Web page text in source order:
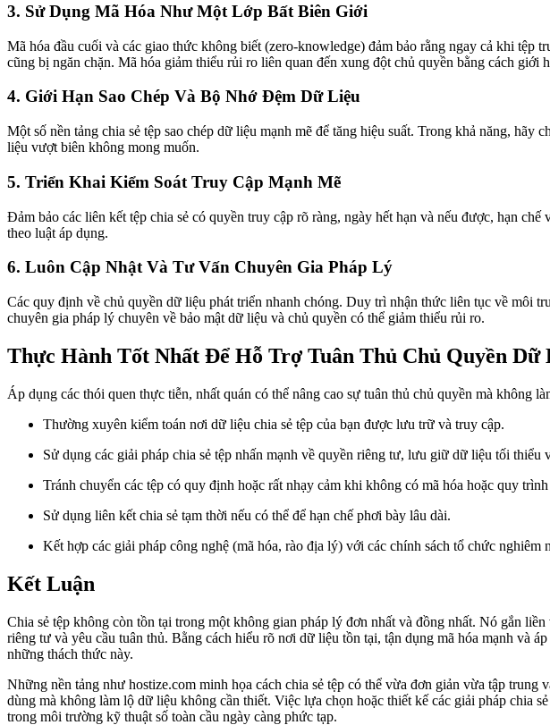
3. Sử Dụng Mã Hóa Như Một Lớp Bất Biên Giới
Mã hóa đầu cuối và các giao thức không biết (zero-knowledge) đảm bảo rằng ngay cả khi
cũng bị ngăn chặn. Mã hóa giảm thiểu rủi ro liên quan đến xung đột chủ quyền bằng cách giới
4. Giới Hạn Sao Chép Và Bộ Nhớ Đệm Dữ Liệu
Một số nền tảng chia sẻ tệp sao chép dữ liệu mạnh mẽ để tăng hiệu suất. Trong khả năng,
liệu vượt biên không mong muốn.
5. Triển Khai Kiểm Soát Truy Cập Mạnh Mẽ
Đảm bảo các liên kết tệp chia sẻ có quyền truy cập rõ ràng, ngày hết hạn và nếu được, hạn
theo luật áp dụng.
6. Luôn Cập Nhật Và Tư Vấn Chuyên Gia Pháp Lý
Các quy định về chủ quyền dữ liệu phát triển nhanh chóng. Duy trì nhận thức liên tục về môi
chuyên gia pháp lý chuyên về bảo mật dữ liệu và chủ quyền có thể giảm thiểu rủi ro.
Thực Hành Tốt Nhất Để Hỗ Trợ Tuân Thủ Chủ Quyền Dữ
Áp dụng các thói quen thực tiễn, nhất quán có thể nâng cao sự tuân thủ chủ quyền mà không
Thường xuyên kiểm toán nơi dữ liệu chia sẻ tệp của bạn được lưu trữ và truy cập.
Sử dụng các giải pháp chia sẻ tệp nhấn mạnh về quyền riêng tư, lưu giữ dữ liệu tối thiểu
Tránh chuyển các tệp có quy định hoặc rất nhạy cảm khi không có mã hóa hoặc quy
Sử dụng liên kết chia sẻ tạm thời nếu có thể để hạn chế phơi bày lâu dài.
Kết hợp các giải pháp công nghệ (mã hóa, rào địa lý) với các chính sách tổ chức nghiêm
Kết Luận
Chia sẻ tệp không còn tồn tại trong một không gian pháp lý đơn nhất và đồng nhất. Nó gắn
riêng tư và yêu cầu tuân thủ. Bằng cách hiểu rõ nơi dữ liệu tồn tại, tận dụng mã hóa mạnh và
những thách thức này.
Những nền tảng như hostize.com minh họa cách chia sẻ tệp có thể vừa đơn giản vừa tập
dùng mà không làm lộ dữ liệu không cần thiết. Việc lựa chọn hoặc thiết kế các giải pháp chia
trong môi trường kỹ thuật số toàn cầu ngày càng phức tạp.